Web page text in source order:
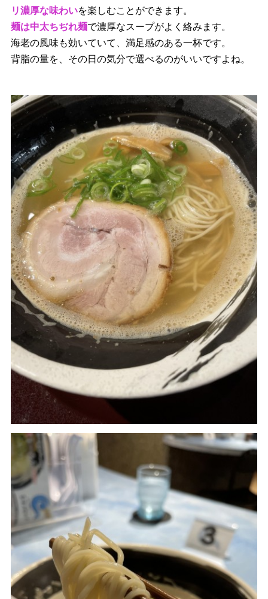
リ濃厚な味わいを楽しむことができます。
麺は中太ちぢれ麺で濃厚なスープがよく絡みます。
海老の風味も効いていて、満足感のある一杯です。
背脂の量を、その日の気分で選べるのがいいですよね。